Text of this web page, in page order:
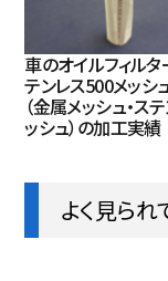
車のオイルフィルタ
テンレス500メッシ
（金属メッシュ・ス
ッシュ）の加工実績
よく見ら